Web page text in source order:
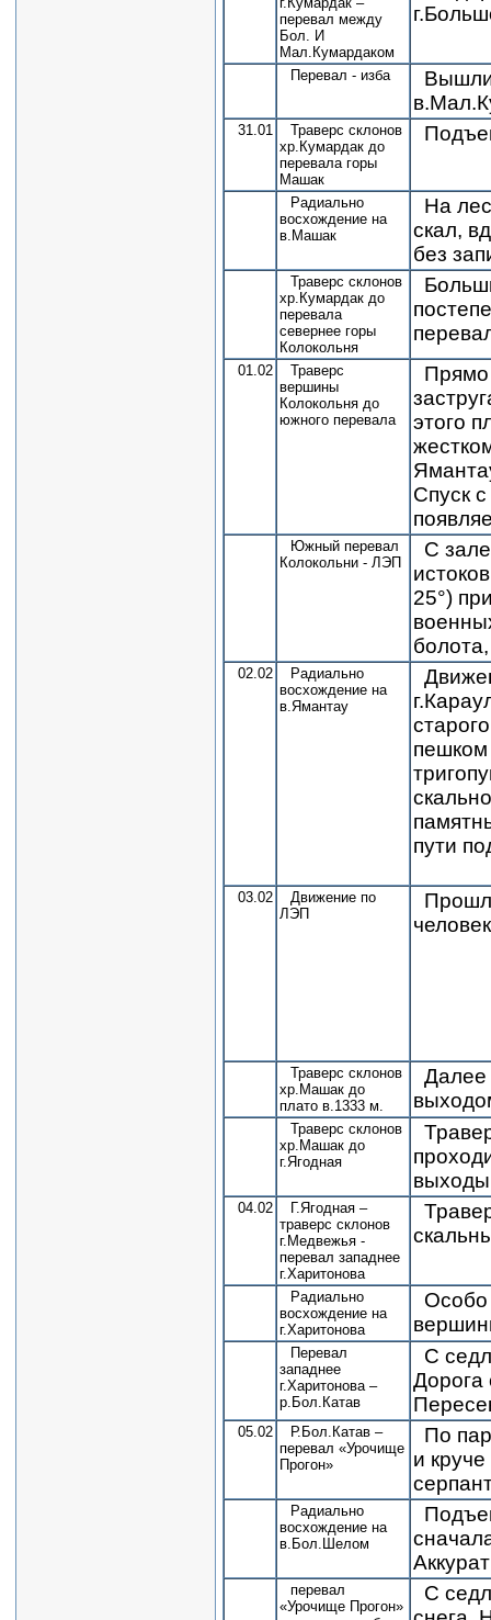
перевал между
Бол. И
Мал.Кумардаком
Перевал - изба
Вышли
31.01
Траверс склонов
хр.Кумардак до
перевала горы
Машак
Радиально
восхождение на
в.Машак
На
скал,
без
Траверс склонов
хр.Кумардак до
перевала
севернее горы
Колокольня
01.02
Траверс
вершины
Колокольня до
южного перевала
Прямо
этого
Спуск
Южный перевал
Колокольни - ЛЭП
С
25°)
02.02
Радиально
восхождение на
в.Ямантау
пешком
пути
03.02
Движение по
ЛЭП
Траверс склонов
хр.Машак до
плато в.1333 м.
Далее
Траверс склонов
хр.Машак до
г.Ягодная
04.02
Г.Ягодная –
траверс склонов
г.Медвежья -
перевал западнее
г.Харитонова
Радиально
восхождение на
г.Харитонова
Особо
Перевал
западнее
г.Харитонова –
р.Бол.Катав
С
Дорога
05.02
Р.Бол.Катав –
перевал «Урочище
Прогон»
По
и
Радиально
восхождение на
в.Бол.Шелом
перевал
«Урочище Прогон»
С